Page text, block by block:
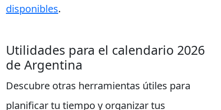
disponibles.
Utilidades para el calendario 2026
de Argentina
Descubre otras herramientas útiles para
planificar tu tiempo y organizar tus